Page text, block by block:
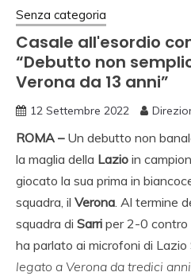
Senza categoria
Casale all'esordio
“Debutto non
Verona da 13 anni”
12 Settembre 2022
ROMA – Un debutto non
la maglia della Lazio in
giocato la sua prima in
squadra, il Verona. Al termine
squadra di Sarri per 2-0 contro
ha parlato ai microfoni di Lazio
legato a Verona da tredici